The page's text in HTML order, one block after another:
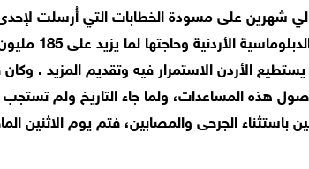
شهرين على مسودة الخطابات التي أُرسلت لإحدى
الأردن الاستمرار فيه وتقديم المزيد . وكان
هذه المساعدات، ولما جاء التاريخ ولم تستجب
باستثناء الجرحى والمصابين، فتم يوم الاثنين